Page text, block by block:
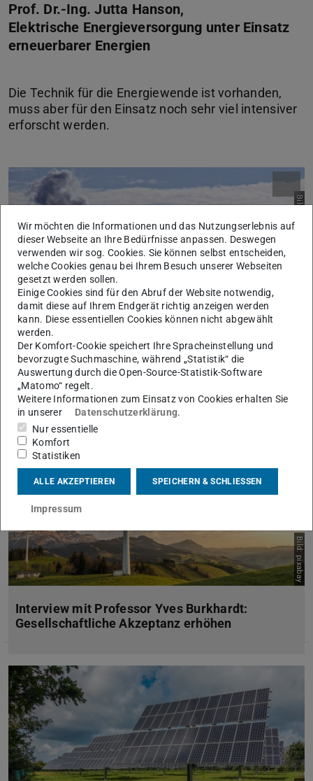
Prof. Dr.-Ing. Jutta Hanson,
Elektrische Energieversorgung unter Einsatz
erneuerbarer Energien
Die Technik für die Energiewende ist vorhanden,
muss aber für den Einsatz noch sehr viel intensiver
Alle Beiträge zur Energiewende
Bild: pixabay
Interview mit Professor Yves Burkhardt:
Gesellschaftliche Akzeptanz erhöhen
Wir möchten die Informationen und das Nutzungserlebnis auf
dieser Webseite an Ihre Bedürfnisse anpassen. Deswegen
verwenden wir sog. Cookies. Sie können selbst entscheiden,
welche Cookies genau bei Ihrem Besuch unserer Webseiten
gesetzt werden sollen.
Einige Cookies sind für den Abruf der Website notwendig,
damit diese auf Ihrem Endgerät richtig anzeigen werden
kann. Diese essentiellen Cookies können nicht abgewählt
werden.
Der Komfort-Cookie speichert Ihre Spracheinstellung und
bevorzugte Suchmaschine, während „Statistik“ die
Auswertung durch die Open-Source-Statistik-Software
„Matomo“ regelt.
Weitere Informationen zum Einsatz von Cookies erhalten Sie
in unserer
Datenschutzerklärung.
Nur essentielle
Komfort
Statistiken
ALLE AKZEPTIEREN SPEICHERN & SCHLIESSEN
Impressum